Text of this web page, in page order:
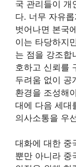
국 관리들이 개
다. 너무 자유
벗어나면 본국
이는 타당하지
는 점을 강조합
호하고 신뢰를
두려움 없이 공
환경을 조성해
대에 다음 세대
의사소통을 우
대화에 대한 중
뿐만 아니라 중